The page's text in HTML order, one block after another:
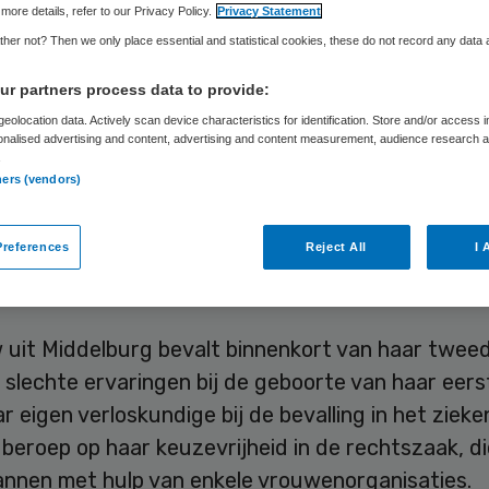
van de rechter in een proefproces
onder regie van haar eigen verloskundige is
rechtbank in Breda zal daarom uiterlijk maandag
uit Middelburg bevalt binnenkort van haar
slechte ervaringen bij de geboorte van haar
eigen verloskundige bij de bevalling in het
op haar keuzevrijheid in de rechtszaak,
met hulp van enkele vrouwenorganisaties.
details, refer to our Privacy Policy. Privacy Statement
not? Then we only place essential and statistical cookies, these do not record any data
partners process data to provide:
data. Actively scan device characteristics for identification. Store and/or access
advertising and content, advertising and content measurement, audience research
(vendors)
Reject All I